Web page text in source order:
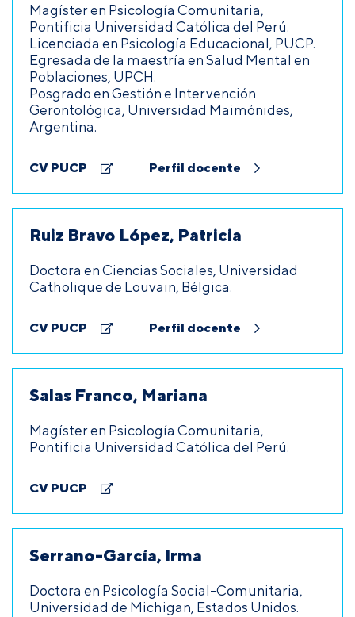
Magíster en Psicología Comunitaria,
Pontificia Universidad Católica del Perú.
Licenciada en Psicología Educacional, PUCP.
Egresada de la maestría en Salud Mental en
Poblaciones, UPCH.
Posgrado en Gestión e Intervención
Gerontológica, Universidad Maimónides,
Argentina.
CV PUCP Perfil docente
Ruiz Bravo López, Patricia
Doctora en Ciencias Sociales, Universidad
Catholique de Louvain, Bélgica.
CV PUCP Perfil docente
Salas Franco, Mariana
Magíster en Psicología Comunitaria,
Pontificia Universidad Católica del Perú.
CV PUCP
Serrano-García, Irma
Doctora en Psicología Social-Comunitaria,
Universidad de Michigan, Estados Unidos.